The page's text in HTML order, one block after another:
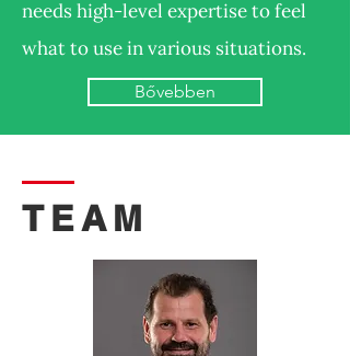
needs high-level expertise to feel
what to use in various situations.
Bővebben
TEAM